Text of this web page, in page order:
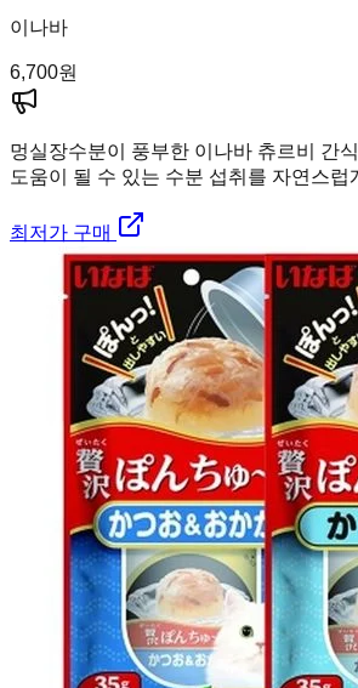
이나바
6,700원
멍실장수분이 풍부한 이나바 츄르비 간
도움이 될 수 있는 수분 섭취를 자연스럽
최저가 구매